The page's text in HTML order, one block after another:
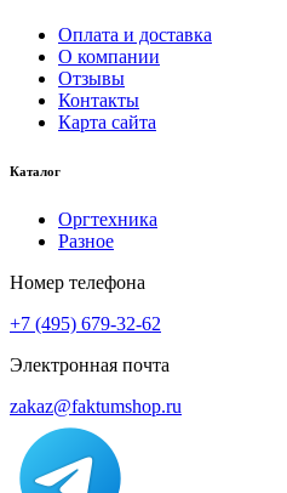
Оплата и доставка
О компании
Отзывы
Контакты
Карта сайта
Каталог
Оргтехника
Разное
Номер телефона
+7 (495) 679-32-62
Электронная почта
zakaz@faktumshop.ru